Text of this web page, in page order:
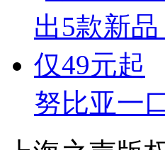
努比亚一